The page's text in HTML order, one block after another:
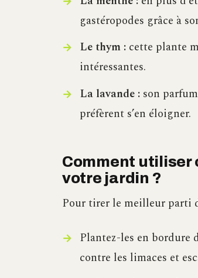
gastéropodes grâce à
Le thym :cette plante
intéressantes.
La lavande :son
préfèrent s’en éloigner.
Comment utiliser
votre jardin ?
Pour tirer le meilleur parti
Plantez-les en bordure
contre les limaces et